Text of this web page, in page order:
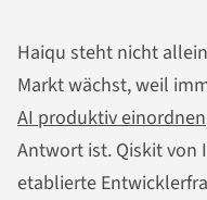
Haiqu steht nicht
Markt wächst, weil
AI produktiv einordnen
Antwort ist. Qiskit von
etablierte